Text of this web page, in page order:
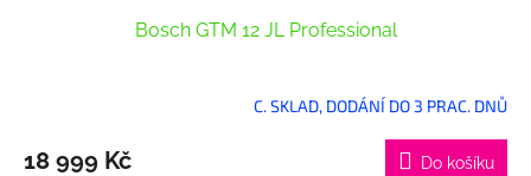
Bosch GTM 12 JL Professional
C. SKLAD, DODÁNÍ DO 3 PRAC. DNŮ
18 999 Kč Do košíku